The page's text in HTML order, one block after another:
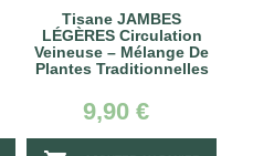
Tisane JAMBES
LÉGÈRES Circulation
Veineuse – Mélange De
Plantes Traditionnelles
9,90 €